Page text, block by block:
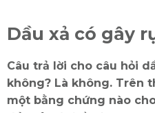
Dầu xả có gây
Câu trả lời cho câu hỏi
không? Là không. Trên
một bằng chứng nào